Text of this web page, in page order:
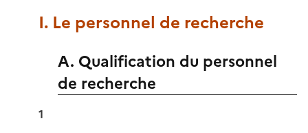
I. Le personnel de recherche
A. Qualification du personnel
de recherche
1